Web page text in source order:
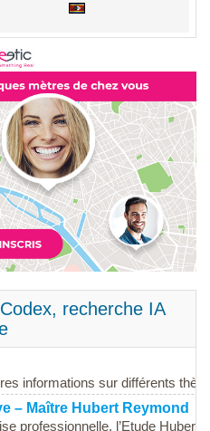
recherche IA
informations sur différents
– Maître Hubert Reymond
professionnelle, l’Etude Hubert...